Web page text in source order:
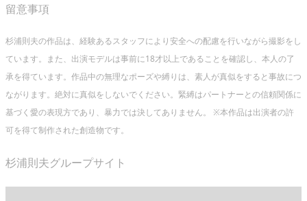
留意事項
杉浦則夫の作品は、経験あるスタッフにより安全への配慮を行いながら撮影をし
ています。また、出演モデルは事前に18才以上であることを確認し、本人の了
承を得ています。作品中の無理なポーズや縛りは、素人が真似をすると事故につ
ながります。絶対に真似をしないでください。緊縛はパートナーとの信頼関係に
基づく愛の表現方であり、暴力では決してありません。 ※本作品は出演者の許
可を得て制作された創造物です。
杉浦則夫グループサイト